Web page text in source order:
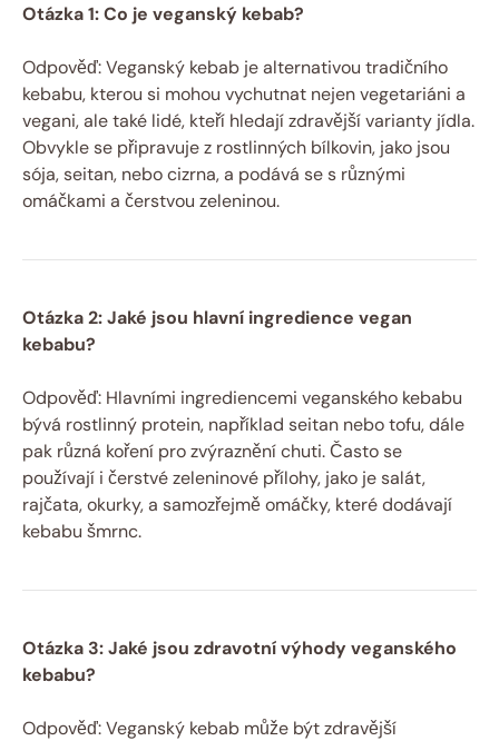
Otázka 1: Co je veganský kebab?
Odpověď: Veganský kebab je alternativou tradičního
kebabu, kterou si mohou vychutnat nejen vegetariáni a
vegani, ale také lidé, kteří hledají zdravější varianty jídla.
Obvykle se připravuje z rostlinných bílkovin, jako jsou
sója, seitan, nebo cizrna, a podává se s různými
omáčkami a čerstvou zeleninou.
Otázka 2: Jaké jsou hlavní ingredience vegan
kebabu?
Odpověď: Hlavními ingrediencemi veganského kebabu
bývá rostlinný protein, například seitan nebo tofu, dále
pak různá koření pro zvýraznění chuti. Často se
používají i čerstvé zeleninové přílohy, jako je salát,
rajčata, okurky, a samozřejmě omáčky, které dodávají
kebabu šmrnc.
Otázka 3: Jaké jsou zdravotní výhody veganského
kebabu?
Odpověď: Veganský kebab může být zdravější